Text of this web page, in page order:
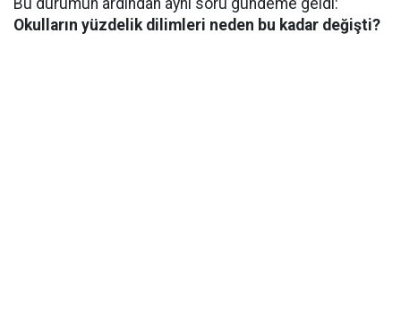
Bu durumun ardından aynı soru gündeme geldi:
Okulların yüzdelik dilimleri neden bu kadar değişti?